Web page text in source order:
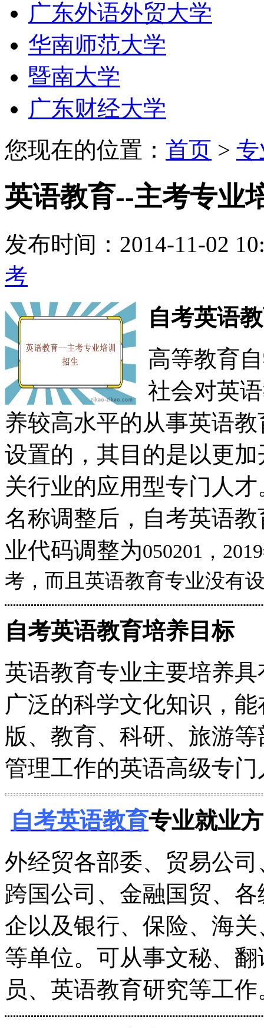
广东外语外贸大学
华南师范大学
暨南大学
广东财经大学
您现在的位置： 首页 >
英语教育--主考专业
发布时间：2014-11-02
考
自考英语
高等教育
社会对英
养较高水平的从事英语
设置的，其目的是以更
关行业的应用型专门人
名称调整后，自考英语
业代码调整为050201，
考，而且英语教育专业没有
自考英语教育培养目标
英语教育专业主要培养
广泛的科学文化知识，
版、教育、科研、旅游
管理工作的英语高级专门
自考英语教育专业就业
外经贸各部委、贸易公
跨国公司、金融国贸、
企以及银行、保险、海
等单位。可从事文秘、
员、英语教育研究等工